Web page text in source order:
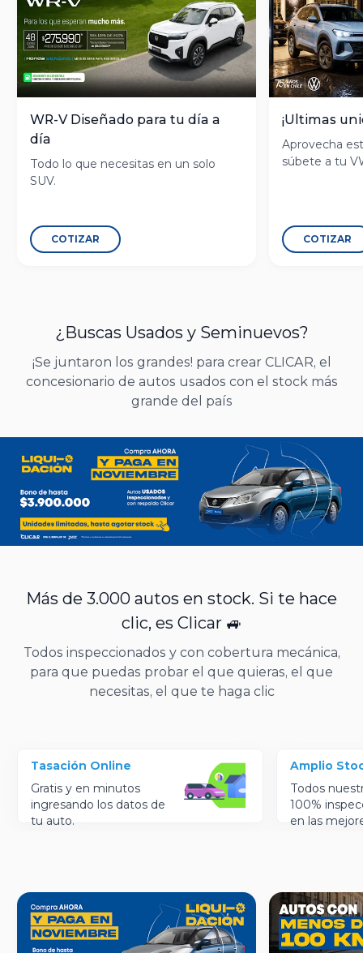
WR-V Diseñado para tu día a
día
Todo lo que necesitas en un solo
SUV.
COTIZAR
¡Ultimas
Aprovecha
súbete a tu
COTIZAR
¿Buscas Usados y Seminuevos?
¡Se juntaron los grandes! para crear CLICAR, el
concesionario de autos usados con el stock más
grande del país
Más de 3.000 autos en stock. Si te hace
clic, es Clicar 🚙
Todos inspeccionados y con cobertura mecánica,
para que puedas probar el que quieras, el que
necesitas, el que te haga clic
Tasación Online
Gratis y en minutos
ingresando los datos de
tu auto.
Amplio
Todos
100%
en las